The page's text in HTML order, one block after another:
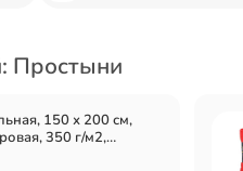
Простыни
150 х 200 см,
350 г/м2,
текстиль